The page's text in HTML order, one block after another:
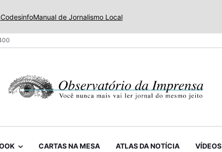
CodesinfoManual de Jornalismo Local
CARTAS NA MESA ATLAS DA NOTÍCIA VÍDEOS